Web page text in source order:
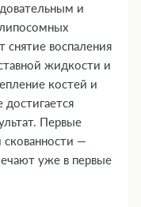
и
снятие воспаления
жидкости и
костей и
Первые
—
уже в первые